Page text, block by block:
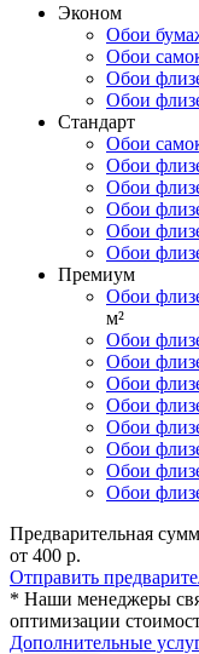
Эконом
Обои
Обои
Обои
Обои
Стандарт
Обои
Обои
Обои
Обои
Обои
Обои
Премиум
Обои
м²
Обои
Обои
Обои
Обои
Обои
Обои
Обои
Обои
Предварительная
от 400 р.
Отправить
* Наши менеджеры
оптимизации
Дополнительные